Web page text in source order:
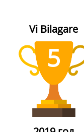
Vi Bilagare
5